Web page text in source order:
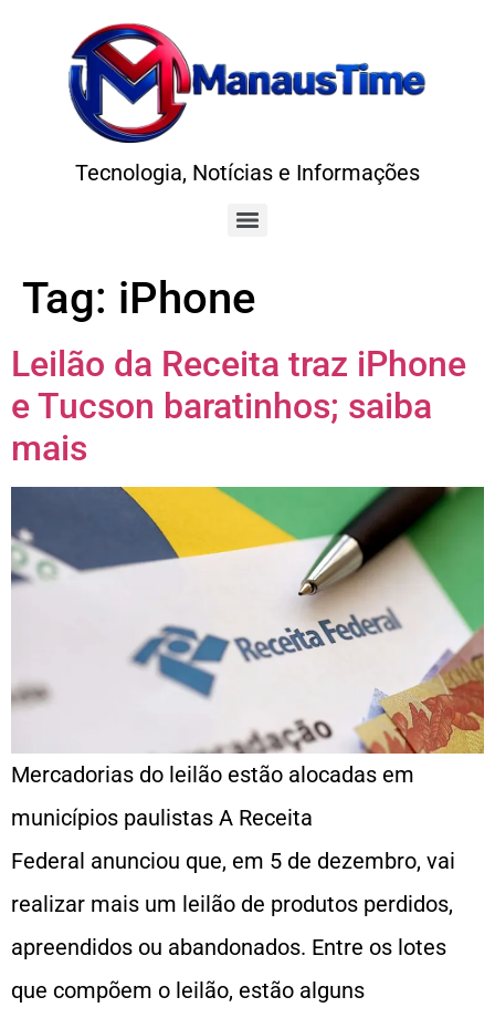
Tecnologia, Notícias e Informações
Tag: iPhone
Leilão da Receita traz iPhone
e Tucson baratinhos; saiba
mais
Mercadorias do leilão estão alocadas em
municípios paulistas A Receita
Federal anunciou que, em 5 de dezembro, vai
realizar mais um leilão de produtos perdidos,
apreendidos ou abandonados. Entre os lotes
que compõem o leilão, estão alguns